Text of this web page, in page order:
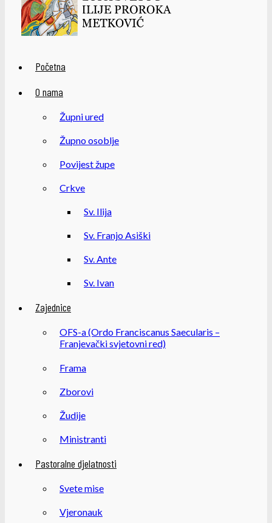
Početna
O nama
Župni ured
Župno osoblje
Povijest župe
Crkve
Sv. Ilija
Sv. Franjo Asiški
Sv. Ante
Sv. Ivan
Zajednice
OFS-a (Ordo Franciscanus Saecularis –
Franjevački svjetovni red)
Frama
Zborovi
Žudije
Ministranti
Pastoralne djelatnosti
Svete mise
Vjeronauk